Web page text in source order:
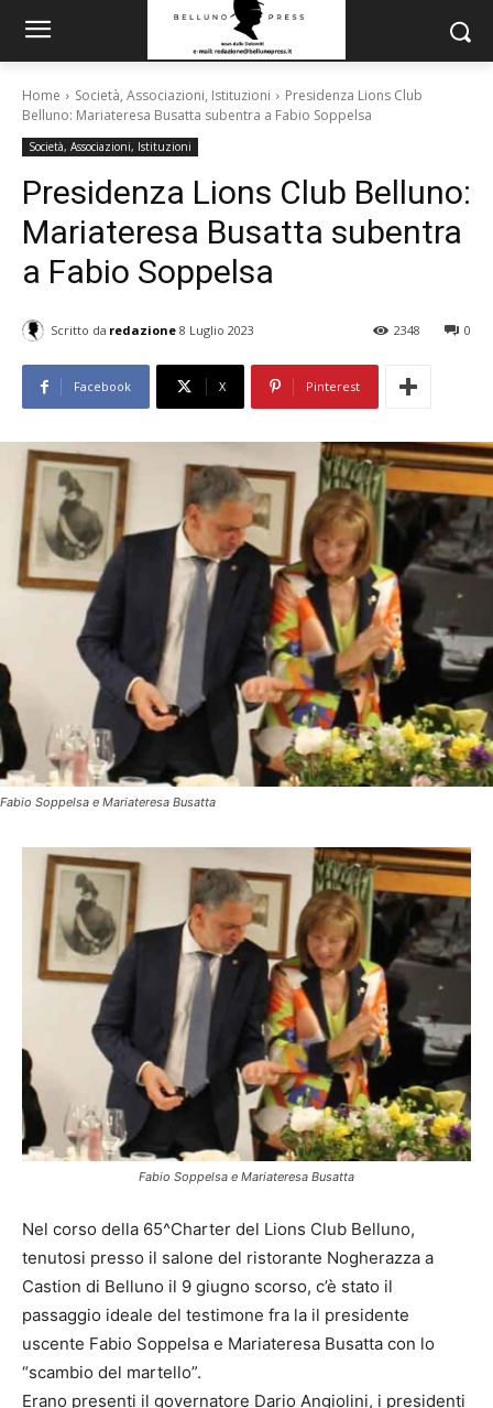
Home Società, Associazioni, Istituzioni
Presidenza Lions Club
Belluno: Mariateresa Busatta subentra a Fabio Soppelsa
Società, Associazioni, Istituzioni
Presidenza Lions Club Belluno:
Mariateresa Busatta subentra
a Fabio Soppelsa
Scritto da redazione 8 Luglio 2023 0
2348
Facebook X Pinterest
Fabio Soppelsa e Mariateresa Busatta
Fabio Soppelsa e Mariateresa Busatta
Nel corso della 65^Charter del Lions Club Belluno,
tenutosi presso il salone del ristorante Nogherazza a
Castion di Belluno il 9 giugno scorso, c’è stato il
passaggio ideale del testimone fra la il presidente
uscente Fabio Soppelsa e Mariateresa Busatta con lo
“scambio del martello”.
Erano presenti il governatore Dario Angiolini, i presidenti